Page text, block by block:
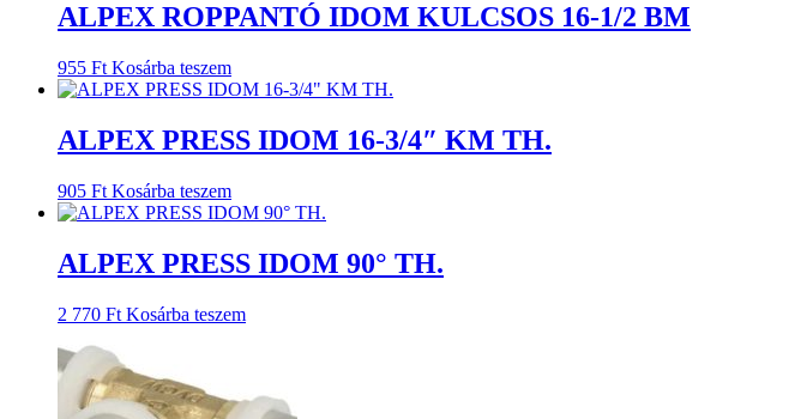
ALPEX ROPPANTÓ IDOM KULCSOS 16-1/2 BM
955 Ft Kosárba teszem
ALPEX PRESS IDOM 16-3/4″ KM TH.
905 Ft Kosárba teszem
ALPEX PRESS IDOM 90° TH.
2 770 Ft Kosárba teszem